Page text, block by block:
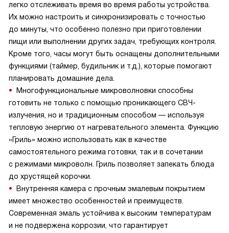
легко отслеживать время во время работы устройства.
Их можно настроить и синхронизировать с точностью
до минуты, что особенно полезно при приготовлении
пищи или выполнении других задач, требующих контроля.
Кроме того, часы могут быть оснащены дополнительными
функциями (таймер, будильник и т.д.), которые помогают
планировать домашние дела.
Многофункциональные микроволновки способны
готовить не только с помощью проникающего СВЧ-
излучения, но и традиционным способом — используя
тепловую энергию от нагревательного элемента. Функцию
«Гриль» можно использовать как в качестве
самостоятельного режима готовки, так и в сочетании
с режимами микроволн. Гриль позволяет запекать блюда
до хрустящей корочки.
Внутренняя камера с прочным эмалевым покрытием
имеет множество особенностей и преимуществ.
Современная эмаль устойчива к высоким температурам
и не подвержена коррозии, что гарантирует